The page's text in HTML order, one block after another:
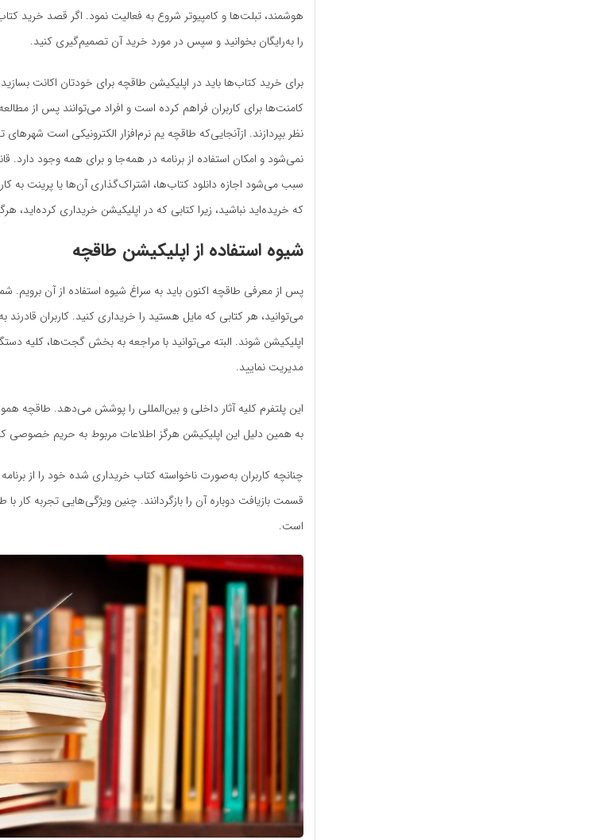
هوشمند، تبلت‌ها و کامپیوتر شروع به فعالیت نمود. اگر قصد خرید
را به‌رایگان بخوانید و سپس در مورد خرید آن تصمیم‌گیری کنید.
برای خرید کتاب‌ها باید در اپلیکیشن طاقچه برای خودتان اکانت
کامنت‌ها برای کاربران فراهم کرده است و افراد می‌توانند پس از
نظر بپردازند. ازآنجایی‌که طاقچه یم نرم‌افزار الکترونیکی است
نمی‌شود و امکان استفاده از برنامه در همه‌جا و برای همه وجود دارد.
سبب می‌شود اجازه دانلود کتاب‌ها، اشتراک‌گذاری آن‌ها یا پرینت به
که خریده‌اید نباشید، زیرا کتابی که در اپلیکیشن خریداری کرده‌اید،
شیوه استفاده از اپلیکیشن طاقچه
پس از معرفی طاقچه اکنون باید به سراغ شیوه استفاده از آن برویم.
می‌توانید، هر کتابی که مایل هستید را خریداری کنید. کاربران
اپلیکیشن شوند. البته می‌توانید با مراجعه به بخش گجت‌ها، کلیه
مدیریت نمایید.
این پلتفرم کلیه آثار داخلی و بین‌المللی را پوشش می‌دهد. طاقچه
به همین دلیل این اپلیکیشن هرگز اطلاعات مربوط به حریم خصوصی
چنانچه کاربران به‌صورت ناخواسته کتاب خریداری شده خود را از
قسمت بازیافت دوباره آن را بازگردانند. چنین ویژگی‌هایی تجربه کار
است.